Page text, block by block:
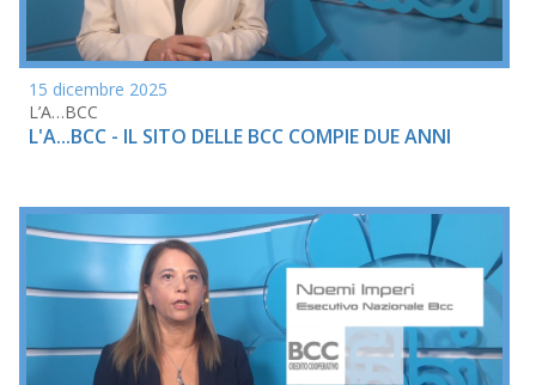
15 dicembre 2025
L’A…BCC
L'A...BCC - IL SITO DELLE BCC COMPIE DUE ANNI